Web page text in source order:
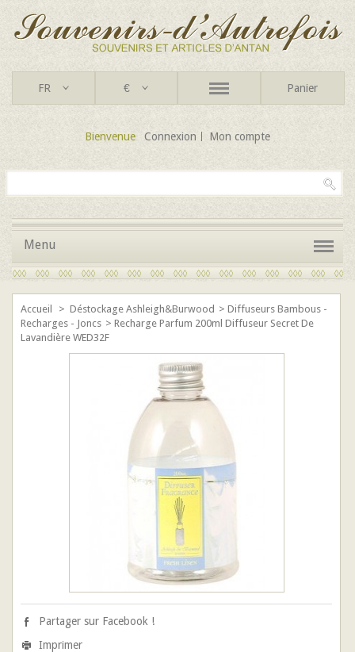
FR € Panier
Bienvenue Connexion Mon compte
Menu
Accueil > Déstockage Ashleigh&Burwood > Diffuseurs Bambous -
Recharges - Joncs > Recharge Parfum 200ml Diffuseur Secret De
Lavandière WED32F
Partager sur Facebook !
Imprimer